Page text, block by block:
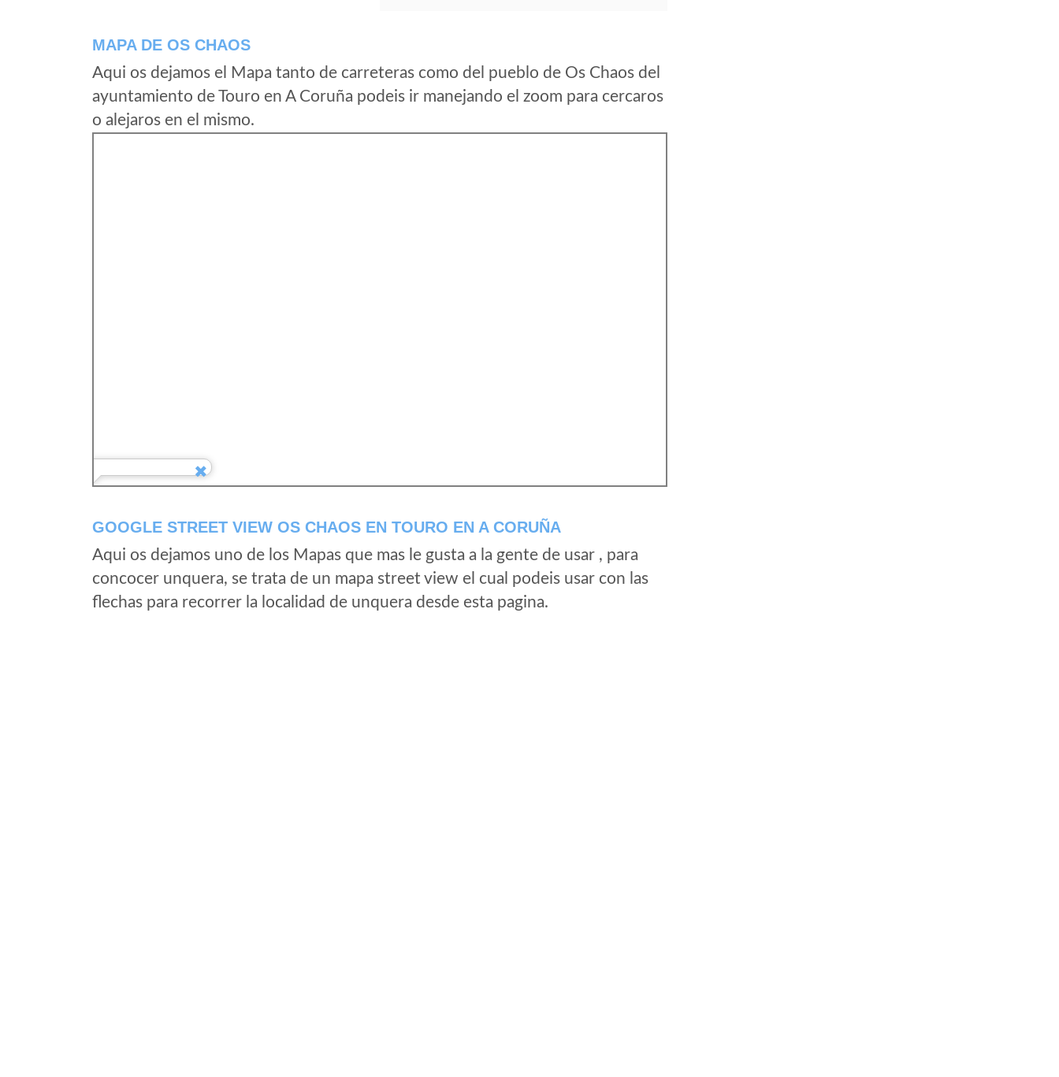
MAPA DE OS CHAOS
Aqui os dejamos el Mapa tanto de carreteras como del pueblo de Os Chaos del
ayuntamiento de Touro en A Coruña podeis ir manejando el zoom para cercaros
o alejaros en el mismo.
GOOGLE STREET VIEW OS CHAOS EN TOURO EN A CORUÑA
Aqui os dejamos uno de los Mapas que mas le gusta a la gente de usar , para
concocer unquera, se trata de un mapa street view el cual podeis usar con las
flechas para recorrer la localidad de unquera desde esta pagina.